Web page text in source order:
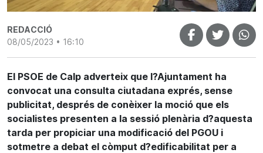
REDACCIÓ
08/05/2023 • 16:10
El PSOE de Calp adverteix que l?Ajuntament ha
convocat una consulta ciutadana exprés, sense
publicitat, després de conèixer la moció que els
socialistes presenten a la sessió plenària d?aquesta
tarda per propiciar una modificació del PGOU i
sotmetre a debat el còmput d?edificabilitat per a